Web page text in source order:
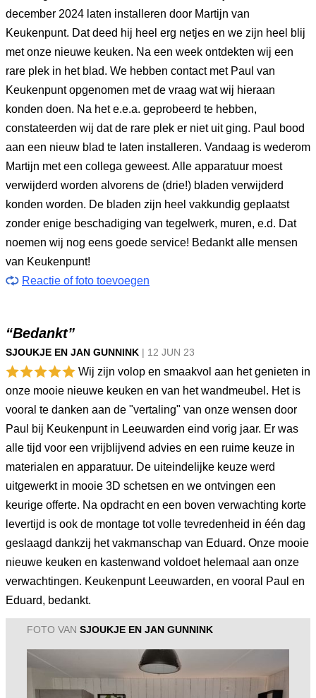
december 2024 laten installeren door Martijn van
Keukenpunt. Dat deed hij heel erg netjes en we zijn heel blij
met onze nieuwe keuken. Na een week ontdekten wij een
rare plek in het blad. We hebben contact met Paul van
Keukenpunt opgenomen met de vraag wat wij hieraan
konden doen. Na het e.e.a. geprobeerd te hebben,
constateerden wij dat de rare plek er niet uit ging. Paul bood
aan een nieuw blad te laten installeren. Vandaag is wederom
Martijn met een collega geweest. Alle apparatuur moest
verwijderd worden alvorens de (drie!) bladen verwijderd
konden worden. De bladen zijn heel vakkundig geplaatst
zonder enige beschadiging van tegelwerk, muren, e.d. Dat
noemen wij nog eens goede service! Bedankt alle mensen
van Keukenpunt!
Reactie of foto toevoegen
“Bedankt”
SJOUKJE EN JAN GUNNINK | 12 JUN 23
Wij zijn volop en smaakvol aan het genieten in
onze mooie nieuwe keuken en van het wandmeubel. Het is
vooral te danken aan de "vertaling" van onze wensen door
Paul bij Keukenpunt in Leeuwarden eind vorig jaar. Er was
alle tijd voor een vrijblijvend advies en een ruime keuze in
materialen en apparatuur. De uiteindelijke keuze werd
uitgewerkt in mooie 3D schetsen en we ontvingen een
keurige offerte. Na opdracht en een boven verwachting korte
levertijd is ook de montage tot volle tevredenheid in één dag
geslaagd dankzij het vakmanschap van Eduard. Onze mooie
nieuwe keuken en kastenwand voldoet helemaal aan onze
verwachtingen. Keukenpunt Leeuwarden, en vooral Paul en
Eduard, bedankt.
FOTO VAN SJOUKJE EN JAN GUNNINK